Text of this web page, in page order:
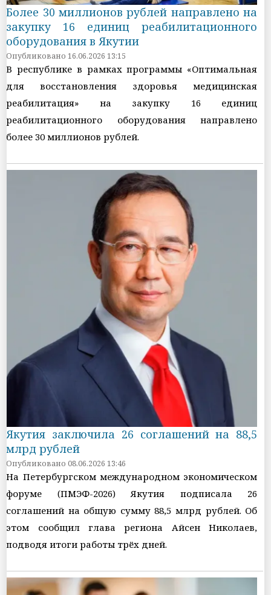
Более 30 миллионов рублей направлено на
закупку 16 единиц реабилитационного
оборудования в Якутии
Опубликовано 16.06.2026 13:15
В республике в рамках программы «Оптимальная
для восстановления здоровья медицинская
реабилитация» на закупку 16 единиц
реабилитационного оборудования направлено
более 30 миллионов рублей.
Якутия заключила 26 соглашений на 88,5
млрд рублей
Опубликовано 08.06.2026 13:46
На Петербургском международном экономическом
форуме (ПМЭФ-2026) Якутия подписала 26
соглашений на общую сумму 88,5 млрд рублей. Об
этом сообщил глава региона Айсен Николаев,
подводя итоги работы трёх дней.